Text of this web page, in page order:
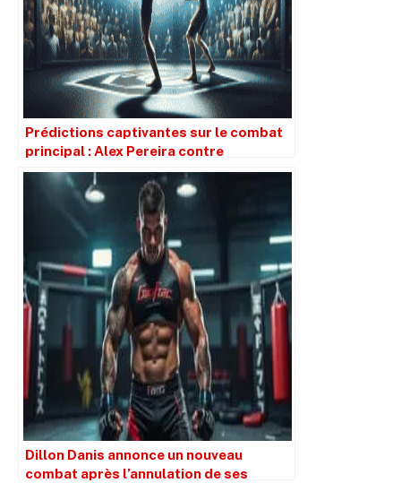
Prédictions captivantes sur le combat
principal : Alex Pereira contre
Magomed Ankalaev
Dillon Danis annonce un nouveau
combat après l’annulation de ses